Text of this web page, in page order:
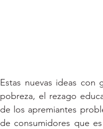
Estas nuevas ideas
pobreza, el rezago
de los apremiantes
de consumidores que